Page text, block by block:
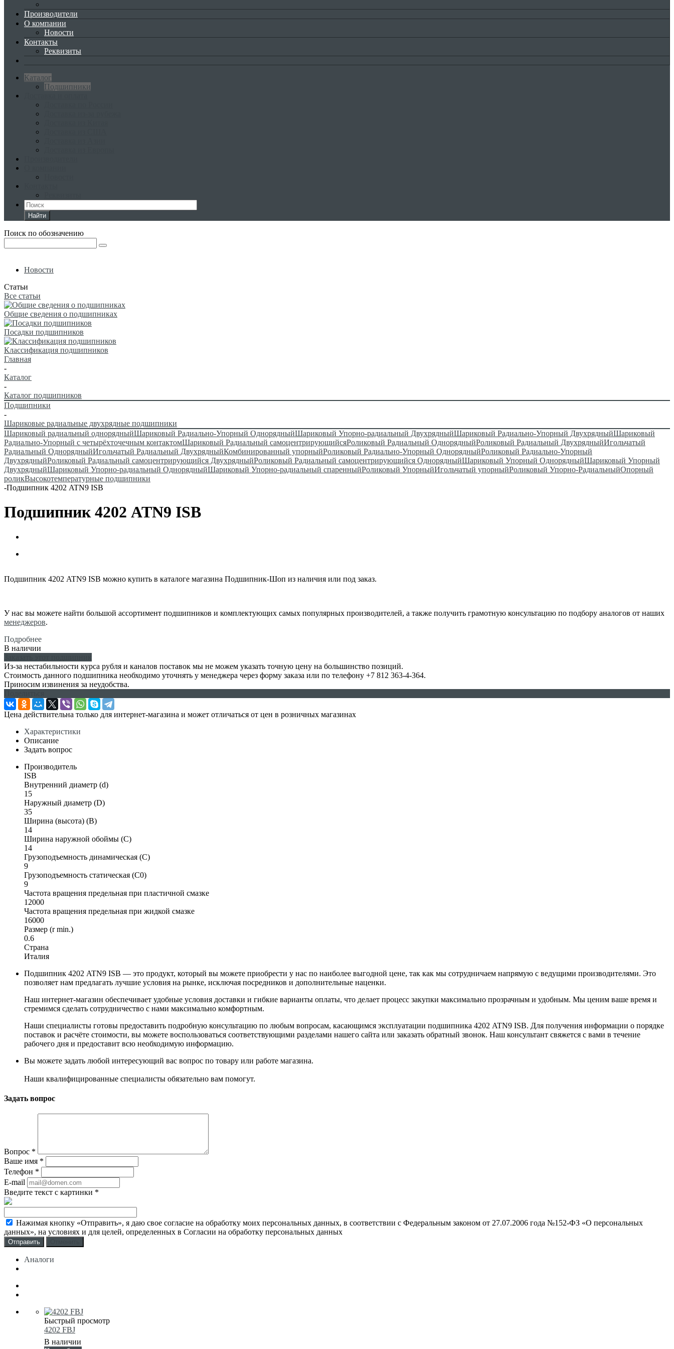
Производители
О компании
Новости
Контакты
Реквизиты
Каталог
Подшипники
Найти
Поиск по обозначению
Новости
Статьи
Все статьи
Общие сведения о подшипниках
Посадки подшипников
Классификация подшипников
Главная
-
Каталог
-
Каталог подшипников
Подшипники
-
Шариковые радиальные двухрядные подшипники
Шариковый радиальный однорядныйШариковый Радиально-Упорный ОднорядныйШариковый Упорно-радиальный ДвухрядныйШариковый Радиально-Упорный ДвухрядныйШариковый
Радиально-Упорный с четырёхточечным контактомШариковый Радиальный самоцентрирующийсяРоликовый Радиальный ОднорядныйРоликовый Радиальный ДвухрядныйИгольчатый
Радиальный ОднорядныйИгольчатый Радиальный ДвухрядныйКомбинированный упорныйРоликовый Радиально-Упорный ОднорядныйРоликовый Радиально-Упорный
ДвухрядныйРоликовый Радиальный самоцентрирующийся ДвухрядныйРоликовый Радиальный самоцентрирующийся ОднорядныйШариковый Упорный ОднорядныйШариковый Упорный
ДвухрядныйШариковый Упорно-радиальный ОднорядныйШариковый Упорно-радиальный спаренныйРоликовый УпорныйИгольчатый упорныйРоликовый Упорно-РадиальныйОпорный
роликВысокотемпературные подшипники
-Подшипник 4202 ATN9 ISB
Подшипник 4202 ATN9 ISB
Подшипник 4202 ATN9 ISB можно купить в каталоге магазина Подшипник-Шоп из наличия или под заказ.
У нас вы можете найти большой ассортимент подшипников и комплектующих самых популярных производителей, а также получить грамотную консультацию по подбору аналогов от наших
менеджеров.
Подробнее
В наличии
Из-за нестабильности курса рубля и каналов поставок мы не можем указать точную цену на большинство позиций.
Стоимость данного подшипника необходимо уточнять у менеджера через форму заказа или по телефону +7 812 363-4-364.
Приносим извинения за неудобства.
Цена действительна только для интернет-магазина и может отличаться от цен в розничных магазинах
Характеристики
Описание
Задать вопрос
Производитель
ISB
Внутренний диаметр (d)
15
Наружный диаметр (D)
35
Ширина (высота) (B)
14
Ширина наружной обоймы (C)
14
Грузоподъемность динамическая (C)
9
Грузоподъемность статическая (C0)
9
Частота вращения предельная при пластичной смазке
12000
Частота вращения предельная при жидкой смазке
16000
Размер (r min.)
0.6
Страна
Италия
Подшипник 4202 ATN9 ISB — это продукт, который вы можете приобрести у нас по наиболее выгодной цене, так как мы сотрудничаем напрямую с ведущими производителями. Это
позволяет нам предлагать лучшие условия на рынке, исключая посредников и дополнительные наценки.
Наш интернет-магазин обеспечивает удобные условия доставки и гибкие варианты оплаты, что делает процесс закупки максимально прозрачным и удобным. Мы ценим ваше время и
стремимся сделать сотрудничество с нами максимально комфортным.
Наши специалисты готовы предоставить подробную консультацию по любым вопросам, касающимся эксплуатации подшипника 4202 ATN9 ISB. Для получения информации о порядке
поставок и расчёте стоимости, вы можете воспользоваться соответствующими разделами нашего сайта или заказать обратный звонок. Наш консультант свяжется с вами в течение
рабочего дня и предоставит всю необходимую информацию.
Вы можете задать любой интересующий вас вопрос по товару или работе магазина.
Наши квалифицированные специалисты обязательно вам помогут.
Задать вопрос
Вопрос *
Ваше имя *
Телефон *
E-mail
Введите текст с картинки *
Нажимая кнопку «Отправить», я даю свое согласие на обработку моих персональных данных, в соответствии с Федеральным законом от 27.07.2006 года №152-ФЗ «О персональных
данных», на условиях и для целей, определенных в Согласии на обработку персональных данных
Аналоги
Быстрый просмотр
4202 FBJ
В наличии